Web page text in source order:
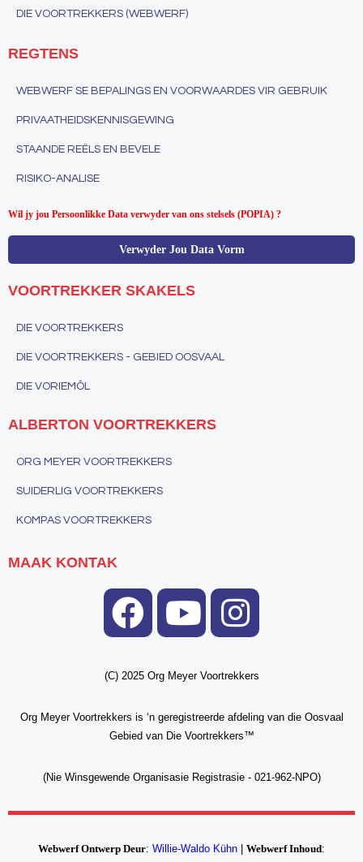
DIE VOORTREKKERS (WEBWERF)
REGTENS
WEBWERF SE BEPALINGS EN VOORWAARDES VIR GEBRUIK
PRIVAATHEIDSKENNISGEWING
STAANDE REËLS EN BEVELE
RISIKO-ANALISE
Wil jy jou Persoonlikke Data verwyder van ons stelsels (POPIA) ?
Verwyder Jou Data Vorm
VOORTREKKER SKAKELS
DIE VOORTREKKERS
DIE VOORTREKKERS - GEBIED OOSVAAL
DIE VORIEMÔL
ALBERTON VOORTREKKERS
ORG MEYER VOORTREKKERS
SUIDERLIG VOORTREKKERS
KOMPAS VOORTREKKERS
MAAK KONTAK
(C) 2025 Org Meyer Voortrekkers
Org Meyer Voortrekkers is ‘n geregistreerde afdeling van die Oosvaal
Gebied van Die Voortrekkers™
(Nie Winsgewende Organisasie Registrasie - 021-962-NPO)
Webwerf Ontwerp Deur: Willie-Waldo Kühn Webwerf Inhoud: